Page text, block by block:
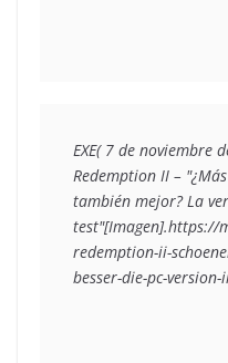
EXE( 7 de noviembre
Redemption II –
también mejor? La
test"[Imagen].https://
redemption-ii-
besser-die-pc-